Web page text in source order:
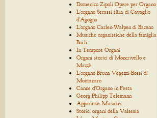
Domenico Zipoli Opere per Organo
L'organo Serassi 1842 di Cavaglio
d'Agogna
L'organo Carlen-Walpen di Baceno
Musiche organistiche della famiglia
Bach
In Tempore Organi
Organi storici di Moncrivello e
Mazzè
L'organo Bruna Vegezzi-Bossi di
Montanaro
Canne d'Organo in Festa
Georg Philipp Telemann
Apparatus Musicus
Storici organi della Valsesia